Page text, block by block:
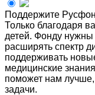
Поддержите
Только благодаря
детей. Фонду
расширять спектр
поддерживать
медицинские
поможет нам
задачи.